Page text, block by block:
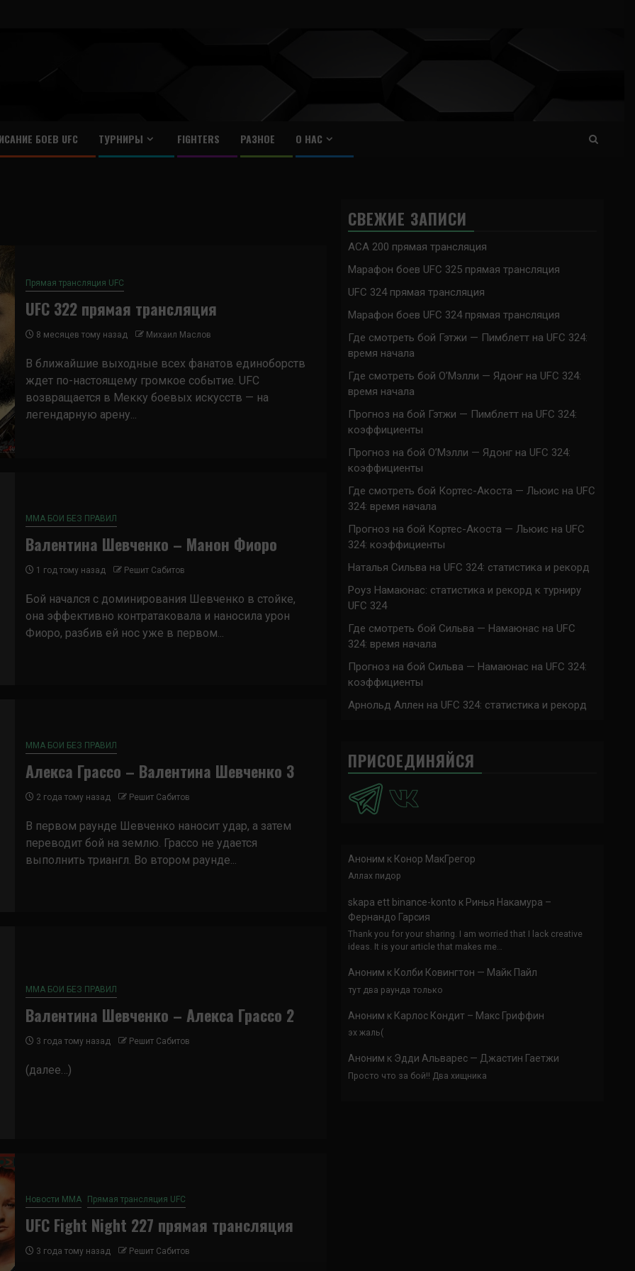
БОЕВ UFC ТУРНИРЫ FIGHTERS РАЗНОЕ О НАС
Прямая трансляция UFC
UFC 322 прямая трансляция
8 месяцев тому назад Михаил Маслов
В ближайшие выходные всех фанатов единоборств
ждет по-настоящему громкое событие. UFC
возвращается в Мекку боевых искусств — на
легендарную арену...
ММА БОИ БЕЗ ПРАВИЛ
Валентина Шевченко – Манон Фиоро
1 год тому назад Решит Сабитов
Бой начался с доминирования Шевченко в стойке,
она эффективно контратаковала и наносила урон
Фиоро, разбив ей нос уже в первом...
ММА БОИ БЕЗ ПРАВИЛ
Алекса Грассо – Валентина Шевченко 3
2 года тому назад Решит Сабитов
В первом раунде Шевченко наносит удар, а затем
переводит бой на землю. Грассо не удается
выполнить триангл. Во втором раунде...
ММА БОИ БЕЗ ПРАВИЛ
Валентина Шевченко – Алекса Грассо 2
3 года тому назад Решит Сабитов
(далее…)
Новости ММА Прямая трансляция UFC
UFC Fight Night 227 прямая трансляция
3 года тому назад Решит Сабитов
СВЕЖИЕ ЗАПИСИ
ACA 200 прямая трансляция
Марафон боев UFC 325 прямая трансляция
UFC 324 прямая трансляция
Марафон боев UFC 324 прямая трансляция
Где смотреть бой Гэтжи — Пимблетт на UFC 324:
время начала
Где смотреть бой О’Мэлли — Ядонг на UFC 324:
время начала
Прогноз на бой Гэтжи — Пимблетт на UFC 324:
коэффициенты
Прогноз на бой О’Мэлли — Ядонг на UFC 324:
коэффициенты
Где смотреть бой Кортес-Акоста — Льюис на UFC
324: время начала
Прогноз на бой Кортес-Акоста — Льюис на UFC
324: коэффициенты
Наталья Сильва на UFC 324: статистика и рекорд
Роуз Намаюнас: статистика и рекорд к турниру
UFC 324
Где смотреть бой Сильва — Намаюнас на UFC
324: время начала
Прогноз на бой Сильва — Намаюнас на UFC 324:
коэффициенты
Арнольд Аллен на UFC 324: статистика и рекорд
ПРИСОЕДИНЯЙСЯ
Аноним к Конор МакГрегор
Аллах пидор
skapa ett binance-konto к Ринья Накамура –
Фернандо Гарсия
Thank you for your sharing. I am worried that I lack creative
ideas. It is your article that makes me…
Аноним к Колби Ковингтон — Майк Пайл
тут два раунда только
Аноним к Карлос Кондит – Макс Гриффин
эх жаль(
Аноним к Эдди Альварес — Джастин Гаетжи
Просто что за бой!! Два хищника